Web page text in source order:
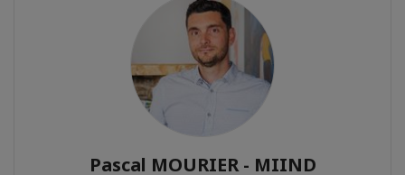
Pascal MOURIER - MIIND